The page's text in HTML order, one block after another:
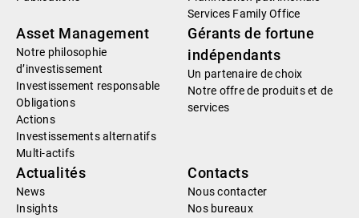
Services Family Office
Asset Management
Notre philosophie
d’investissement
Investissement responsable
Obligations
Actions
Investissements alternatifs
Multi-actifs
Gérants de fortune
indépendants
Un partenaire de choix
Notre offre de produits et de
services
Actualités
News
Insights
Contacts
Nous contacter
Nos bureaux